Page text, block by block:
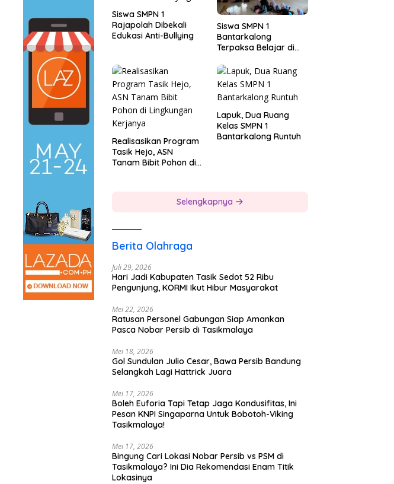
Siswa SMPN 1
Rajapolah Dibekali
Edukasi Anti-Bullying
Siswa SMPN 1
Bantarkalong
Terpaksa Belajar di
Realisasikan Program
Tasik Hejo, ASN
Tanam Bibit Pohon di
Lapuk, Dua Ruang
Kelas SMPN 1
Bantarkalong Runtuh
Selengkapnya
Berita Olahraga
Juli 29, 2026
Hari Jadi Kabupaten Tasik Sedot 52 Ribu
Pengunjung, KORMI Ikut Hibur Masyarakat
Mei 22, 2026
Ratusan Personel Gabungan Siap Amankan
Pasca Nobar Persib di Tasikmalaya
Mei 18, 2026
Gol Sundulan Julio Cesar, Bawa Persib Bandung
Selangkah Lagi Hattrick Juara
Mei 17, 2026
Boleh Euforia Tapi Tetap Jaga Kondusifitas, Ini
Pesan KNPI Singaparna Untuk Bobotoh-Viking
Tasikmalaya!
Mei 17, 2026
Bingung Cari Lokasi Nobar Persib vs PSM di
Tasikmalaya? Ini Dia Rekomendasi Enam Titik
Lokasinya